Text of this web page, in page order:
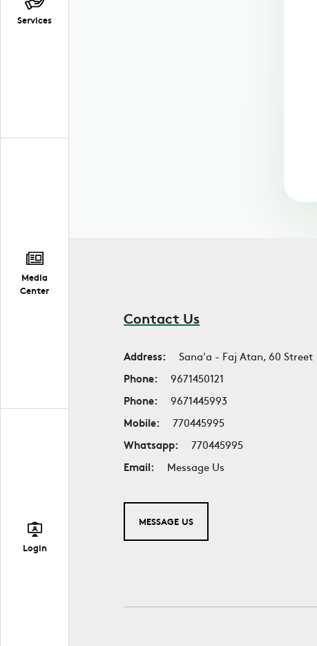
Services
Media
Center
Login
Contact Us
Address:
Sana'a - Faj Atan, 60 Street
Phone:
9671450121
Phone:
9671445993
Mobile:
770445995
Whatsapp:
770445995
Email:
Message Us
MESSAGE US